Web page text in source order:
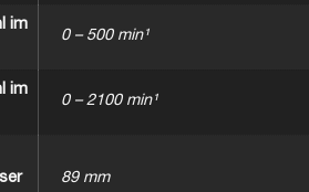
im
0 – 500 min¹
im
0 – 2100 min¹
89 mm